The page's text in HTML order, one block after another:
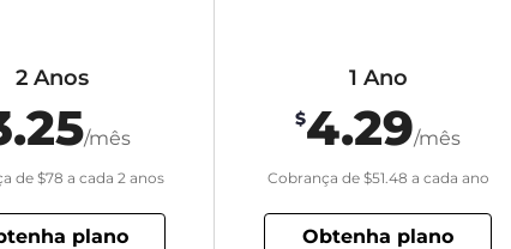
2 Anos
/mês
de $78 a cada 2 anos
plano
1 Ano
$4.29/mês
Cobrança de $51.48 a cada ano
Obtenha plano